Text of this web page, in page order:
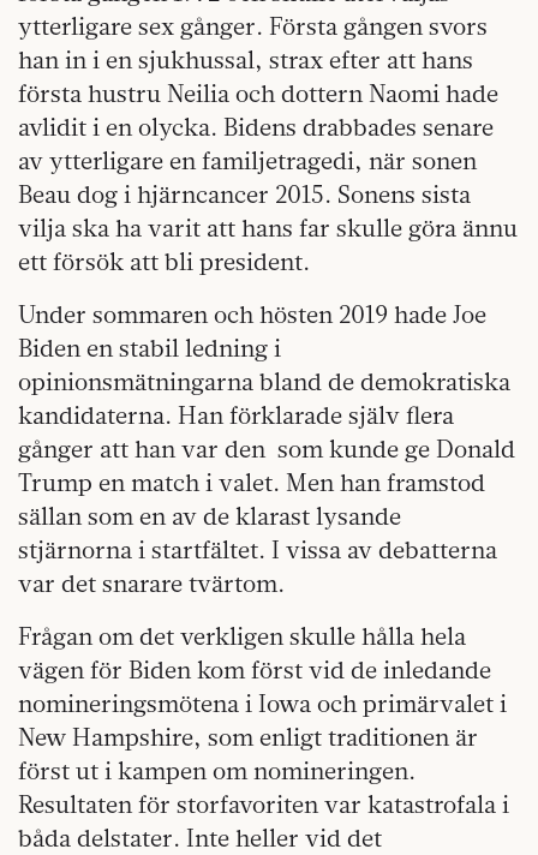
ytterligare sex gånger. Första gången svors
han in i en sjukhussal, strax efter att hans
första hustru Neilia och dottern Naomi hade
avlidit i en olycka. Bidens drabbades senare
av ytterligare en familjetragedi, när sonen
Beau dog i hjärncancer 2015. Sonens sista
vilja ska ha varit att hans far skulle göra ännu
ett försök att bli president.
Under sommaren och hösten 2019 hade Joe
Biden en stabil ledning i
opinionsmätningarna bland de demokratiska
kandidaterna. Han förklarade själv flera
gånger att han var den som kunde ge Donald
Trump en match i valet. Men han framstod
sällan som en av de klarast lysande
stjärnorna i startfältet. I vissa av debatterna
var det snarare tvärtom.
Frågan om det verkligen skulle hålla hela
vägen för Biden kom först vid de inledande
nomineringsmötena i Iowa och primärvalet i
New Hampshire, som enligt traditionen är
först ut i kampen om nomineringen.
Resultaten för storfavoriten var katastrofala i
båda delstater. Inte heller vid det